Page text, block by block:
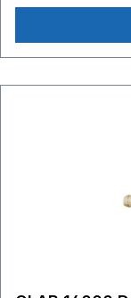
bis Ø 7mm2.
CW614N3.
(Silikon oder